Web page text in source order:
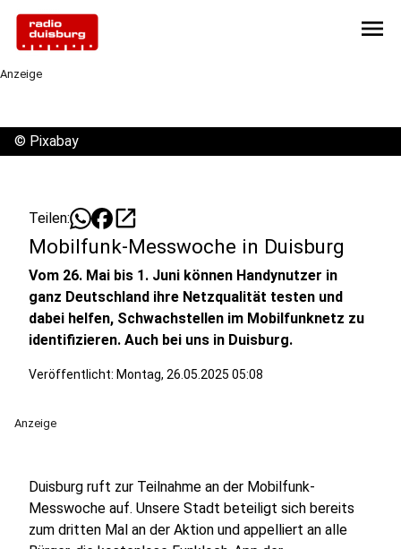
menu
Anzeige
© Pixabay
Teilen: open_in_new
Mobilfunk-Messwoche in Duisburg
Vom 26. Mai bis 1. Juni können Handynutzer in
ganz Deutschland ihre Netzqualität testen und
dabei helfen, Schwachstellen im Mobilfunknetz zu
identifizieren. Auch bei uns in Duisburg.
Veröffentlicht: Montag, 26.05.2025 05:08
Anzeige
Duisburg ruft zur Teilnahme an der Mobilfunk-
Messwoche auf. Unsere Stadt beteiligt sich bereits
zum dritten Mal an der Aktion und appelliert an alle